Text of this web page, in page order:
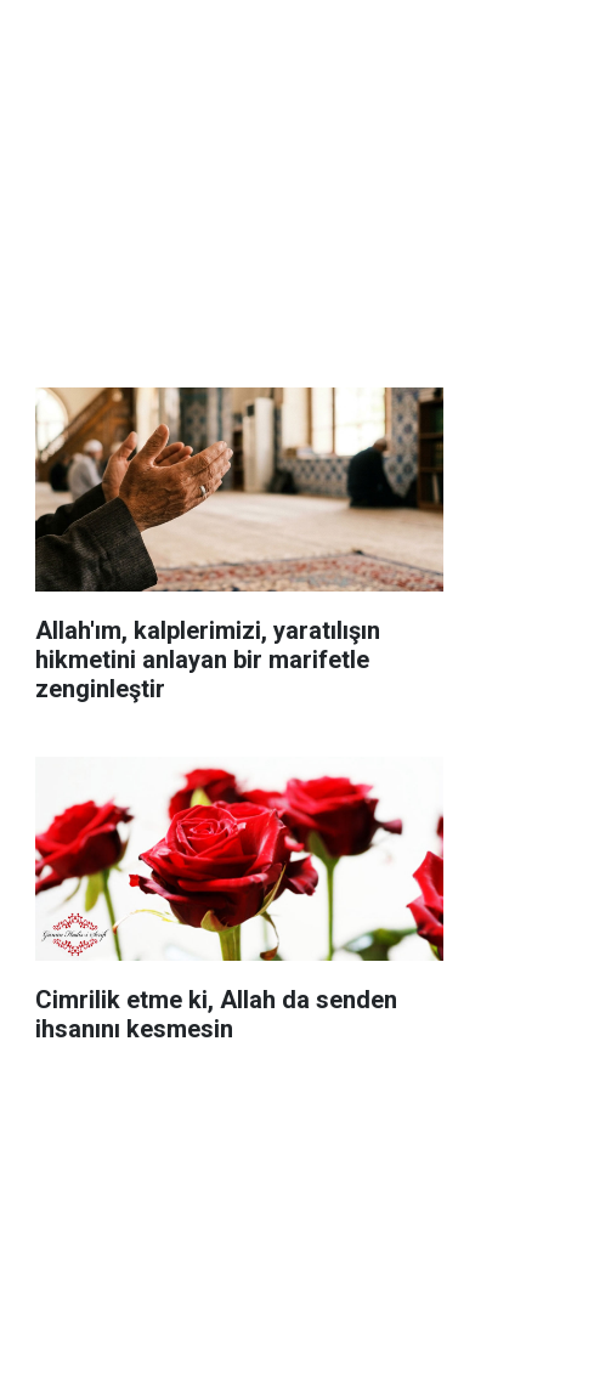
Allah'ım, kalplerimizi, yaratılışın
hikmetini anlayan bir marifetle
zenginleştir
Cimrilik etme ki, Allah da senden
ihsanını kesmesin